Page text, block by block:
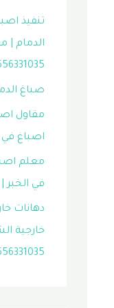
تنفيذ
الدمام |
صباغ
مقاول
اصباغ في الخبر
معلم
في الخبر
دهانات
خارجية